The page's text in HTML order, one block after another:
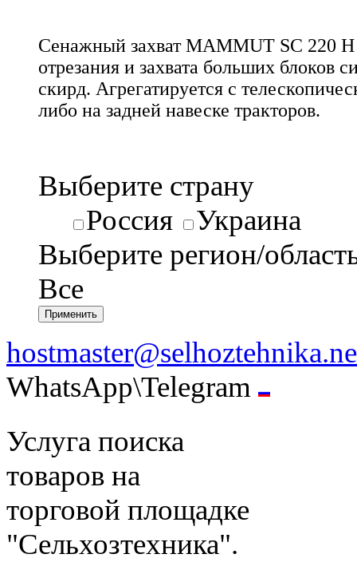
Сенажный захват MAMMUT SC 220 H
отрезания и захвата больших блоков
скирд. Агрегатируется с
либо на задней навеске тракторов.
Выберите страну
Россия
Украина
Выберите регион/
Все
WhatsApp\Telegram
Услуга поиска
товаров на
торговой площадке
"Сельхозтехника".